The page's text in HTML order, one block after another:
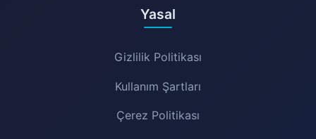
Yasal
Gizlilik Politikası
Kullanım Şartları
Çerez Politikası